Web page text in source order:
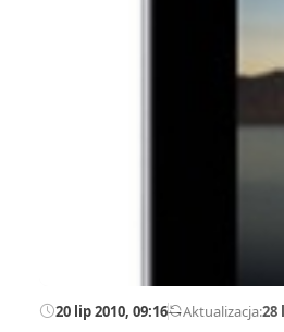
20 lip 2010, 09:16—Aktualizacja:28